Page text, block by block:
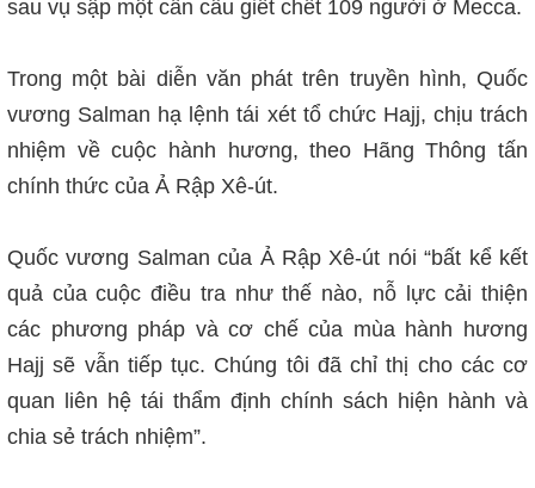
sau vụ sập một cần cẩu giết chết 109 người ở Mecca.
Trong một bài diễn văn phát trên truyền hình, Quốc
vương Salman hạ lệnh tái xét tổ chức Hajj, chịu trách
nhiệm về cuộc hành hương, theo Hãng Thông tấn
chính thức của Ả Rập Xê-út.
Quốc vương Salman của Ả Rập Xê-út nói “bất kể kết
quả của cuộc điều tra như thế nào, nỗ lực cải thiện
các phương pháp và cơ chế của mùa hành hương
Hajj sẽ vẫn tiếp tục. Chúng tôi đã chỉ thị cho các cơ
quan liên hệ tái thẩm định chính sách hiện hành và
chia sẻ trách nhiệm”.